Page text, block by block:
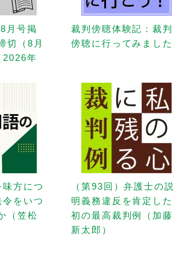
月号掲
切（8月
2026年
裁判傍聴体験記：裁判
傍聴に行ってみました
味方につ
をいつ
（笠松
（第93回）弁護士の説
明義務違反を肯定した
初の最高裁判例（加藤
新太郎）